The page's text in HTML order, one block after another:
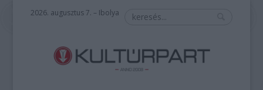
2026. augusztus 7. – Ibolya